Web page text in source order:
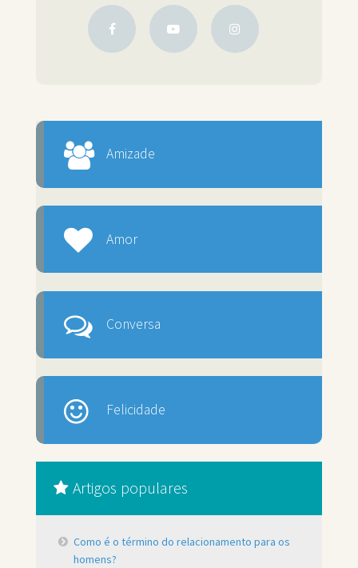
Amizade
Amor
Conversa
Felicidade
Artigos populares
Como é o término do relacionamento para os
homens?